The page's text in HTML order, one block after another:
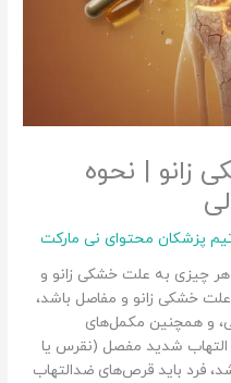
زانو | نحوه
پزشکان محتوای نی مارکت
چیزی به علت خشکی زانو و
خشکی زانو و مفاصل باشد،
و همچنین مکمل‌های
شدید مفصل (نقرس یا
فرد باید قرص‌های ضدالتهاب